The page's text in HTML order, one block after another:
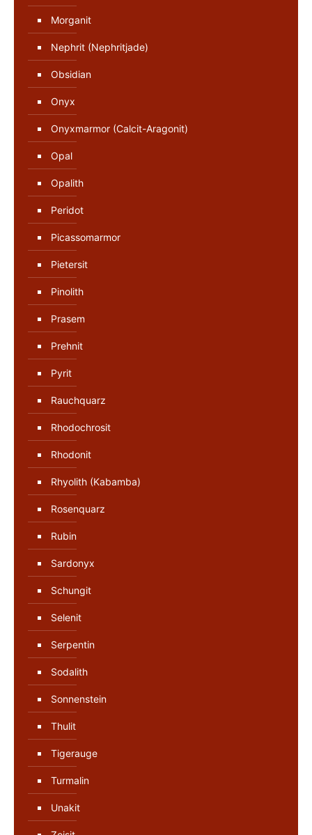
Morganit
Nephrit (Nephritjade)
Obsidian
Onyx
Onyxmarmor (Calcit-Aragonit)
Opal
Opalith
Peridot
Picassomarmor
Pietersit
Pinolith
Prasem
Prehnit
Pyrit
Rauchquarz
Rhodochrosit
Rhodonit
Rhyolith (Kabamba)
Rosenquarz
Rubin
Sardonyx
Schungit
Selenit
Serpentin
Sodalith
Sonnenstein
Thulit
Tigerauge
Turmalin
Unakit